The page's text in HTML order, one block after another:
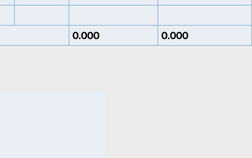
0.000 0.000